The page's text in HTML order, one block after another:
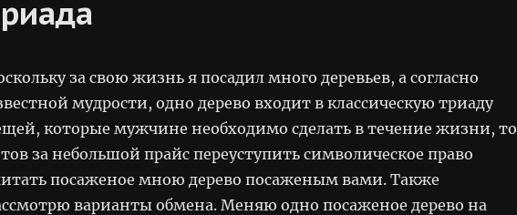
за свою жизнь я посадил много деревьев, а согласно
мудрости, одно дерево входит в классическую триаду
которые мужчине необходимо сделать в течение жизни, то
за небольшой прайс переуступить символическое право
посаженое мною дерево посаженым вами. Также
варианты обмена. Меняю одно посаженое дерево на